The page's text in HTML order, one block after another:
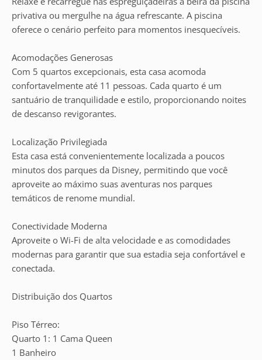
privativa ou mergulhe na água refrescante. A piscina
oferece o cenário perfeito para momentos inesquecíveis.
Acomodações Generosas
Com 5 quartos excepcionais, esta casa acomoda
confortavelmente até 11 pessoas. Cada quarto é um
santuário de tranquilidade e estilo, proporcionando noites
de descanso revigorantes.
Localização Privilegiada
Esta casa está convenientemente localizada a poucos
minutos dos parques da Disney, permitindo que você
aproveite ao máximo suas aventuras nos parques
temáticos de renome mundial.
Conectividade Moderna
Aproveite o Wi-Fi de alta velocidade e as comodidades
modernas para garantir que sua estadia seja confortável e
conectada.
Distribuição dos Quartos
Piso Térreo:
Quarto 1: 1 Cama Queen
1 Banheiro